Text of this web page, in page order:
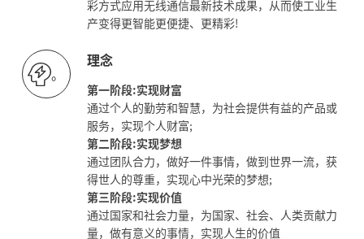
彩方式应用无线通信最新技术成果，从而使工业生
产变得更智能更便捷、更精彩!
。
理念
第一阶段:实现财富
通过个人的勤劳和智慧，为社会提供有益的产品或
服务，实现个人财富;
第二阶段:实现梦想
通过团队合力，做好一件事情，做到世界一流，获
得世人的尊重，实现心中光荣的梦想;
第三阶段:实现价值
通过国家和社会力量，为国家、社会、人类贡献力
量，做有意义的事情，实现人生的价值